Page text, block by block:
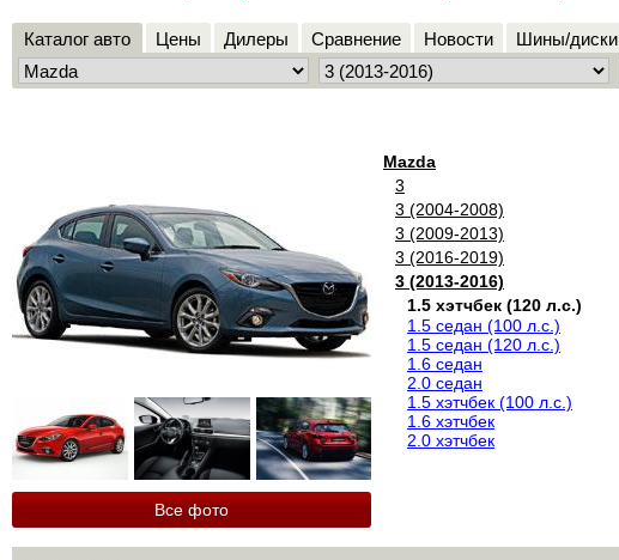
Каталог авто Цены Дилеры Сравнение Новости Шины/диски
Все фото
Mazda
3
3 (2004-2008)
3 (2009-2013)
3 (2016-2019)
3 (2013-2016)
1.5 хэтчбек (120 л.с.)
1.5 седан (100 л.с.)
1.5 седан (120 л.с.)
1.6 седан
2.0 седан
1.5 хэтчбек (100 л.с.)
1.6 хэтчбек
2.0 хэтчбек